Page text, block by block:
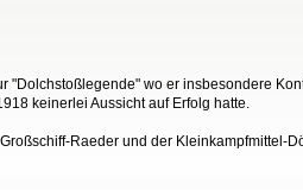
wo er insbesondere
keinerlei Aussicht auf Erfolg hatte.
Raeder und der Kleinkampfmittel-